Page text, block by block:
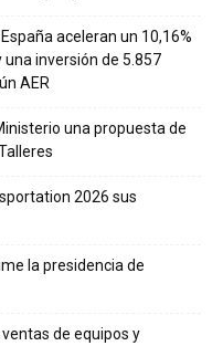
aceleran un 10,16%
una inversión de 5.857
AER
una propuesta de
2026 sus
la presidencia de
de equipos y